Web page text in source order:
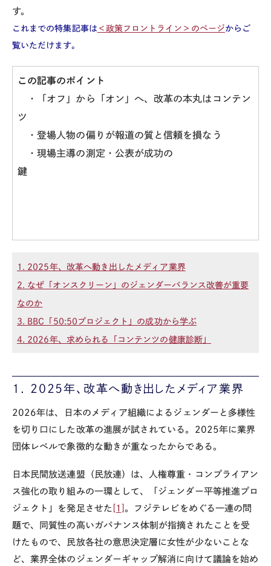
す。
これまでの特集記事は ＜政策フロントライン＞のページからご
覧いただけます。
この記事のポイント
・「オフ」から「オン」へ、改革の本丸はコンテン
ツ
・登場人物の偏りが報道の質と信頼を損なう
・現場主導の測定・公表が成功の
鍵
1. 2025年、改革へ動き出したメディア業界
2. なぜ「オンスクリーン」のジェンダーバランス改善が重要
なのか
3. BBC「50:50プロジェクト」の成功から学ぶ
4. 2026年、求められる「コンテンツの健康診断」
1. 2025年、改革へ動き出したメディア業界
2026年は、日本のメディア組織によるジェンダーと多様性
を切り口にした改革の進展が試されている。 2025年に業界
団体レベルで象徴的な動きが重なったからである。
日本民間放送連盟（民放連）は、人権尊重・コンプライアン
ス強化の取り組みの一環として、「ジェンダー平等推進プロ
ジェクト」を発足させた [1]。フジテレビをめぐる一連の問
題で、同質性の高いガバナンス体制が指摘されたことを受
けたもので、民放各社の意思決定層に女性が少ないことな
ど、業界全体のジェンダーギャップ解消に向けて議論を始め